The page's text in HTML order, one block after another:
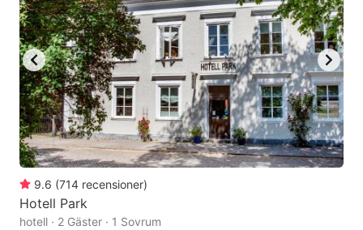
9.6 (714 recensioner)
Hotell Park
hotell · 2 Gäster · 1 Sovrum